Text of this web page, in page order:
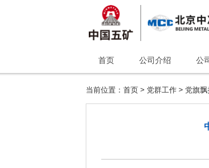
首页 公司介绍 公
当前位置： 首页 > 党群工作 > 党旗飘